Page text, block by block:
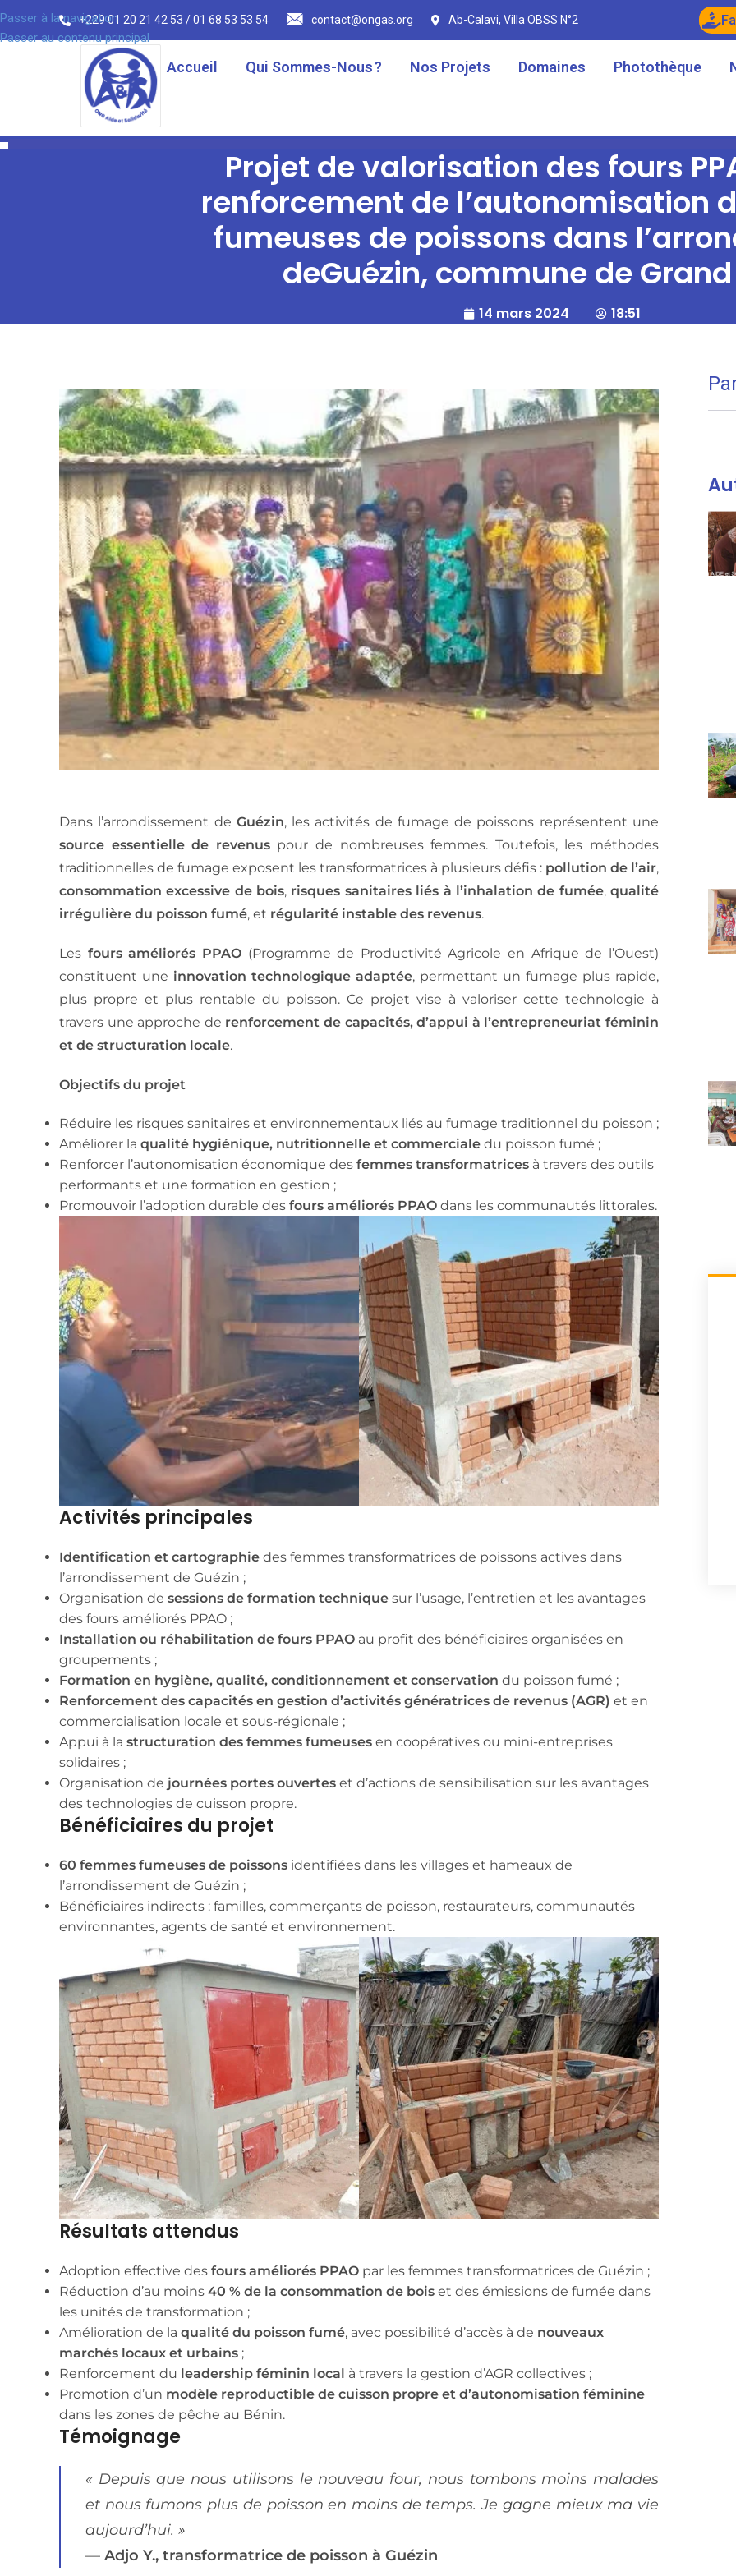
Passer à la navigation
Passer au contenu principal
+229 01 20 21 42 53 / 01 68 53 53 54 contact@ongas.org Ab-Calavi, Villa OBSS N°2
Accueil Qui Sommes-Nous ? Nos Projets Domaines Photothèque
L’ONG AIDE &
Projet de valorisation des fours
renforcement de l’autonomisation
fumeuses de poissons dans
deGuézin, commune de Grand
14 mars 2024 18:51
Dans l’arrondissement de Guézin, les activités de fumage de poissons représentent une
source essentielle de revenuspour de nombreuses femmes. Toutefois, les méthodes
traditionnelles de fumage exposent les transformatrices à plusieurs défis : pollution de l’air,
consommation excessive de bois, risques sanitaires liés à l’inhalation de fumée,qualité
irrégulière du poisson fumé, et régularité instable des revenus.
Les fours améliorés PPAO(Programme de Productivité Agricole en Afrique de l’Ouest)
constituent une innovation technologique adaptée, permettant un fumage plus rapide,
plus propre et plus rentable du poisson. Ce projet vise à valoriser cette technologie à
travers une approche de renforcement de capacités, d’appui à l’entrepreneuriat féminin
et de structuration locale.
Objectifs du projet
Réduire les risques sanitaires et environnementaux liés au fumage traditionnel du poisson ;
Améliorer la qualité hygiénique, nutritionnelle et commerciale du poisson fumé ;
Renforcer l’autonomisation économique des femmes transformatrices à travers des outils
performants et une formation en gestion ;
Promouvoir l’adoption durable des fours améliorés PPAO dans les communautés littorales.
Activités principales
Identification et cartographie des femmes transformatrices de poissons actives dans
l’arrondissement de Guézin ;
Organisation de sessions de formation technique sur l’usage, l’entretien et les avantages
des fours améliorés PPAO ;
Installation ou réhabilitation de fours PPAO au profit des bénéficiaires organisées en
groupements ;
Formation en hygiène, qualité, conditionnement et conservation du poisson fumé ;
Renforcement des capacités en gestion d’activités génératrices de revenus (AGR) et en
commercialisation locale et sous-régionale ;
Appui à la structuration des femmes fumeuses en coopératives ou mini-entreprises
solidaires ;
Organisation de journées portes ouvertes et d’actions de sensibilisation sur les avantages
des technologies de cuisson propre.
Bénéficiaires du projet
60 femmes fumeuses de poissons identifiées dans les villages et hameaux de
l’arrondissement de Guézin ;
Bénéficiaires indirects : familles, commerçants de poisson, restaurateurs, communautés
environnantes, agents de santé et environnement.
Résultats attendus
Adoption effective des fours améliorés PPAO par les femmes transformatrices de Guézin ;
Réduction d’au moins 40 % de la consommation de bois et des émissions de fumée dans
les unités de transformation ;
Amélioration de la qualité du poisson fumé, avec possibilité d’accès à de nouveaux
marchés locaux et urbains ;
Renforcement du leadership féminin local à travers la gestion d’AGR collectives ;
Promotion d’un modèle reproductible de cuisson propre et d’autonomisation féminine
dans les zones de pêche au Bénin.
Témoignage
« Depuis que nous utilisons le nouveau four, nous tombons moins malades
et nous fumons plus de poisson en moins de temps. Je gagne mieux ma vie
aujourd’hui. »
— Adjo Y., transformatrice de poisson à Guézin